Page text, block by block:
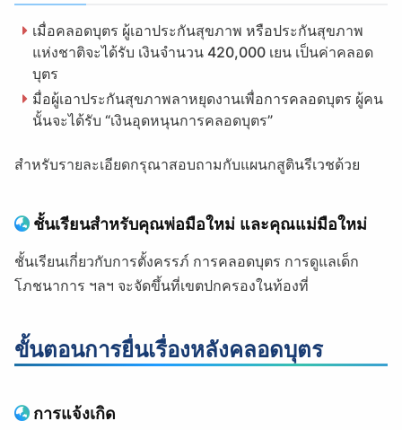
เมื่อคลอดบุตร ผู้เอาประกันสุขภาพ หรือประกันสุขภาพ
แห่งชาติจะได้รับ เงินจำนวน 420,000 เยน เป็นค่าคลอด
บุตร
มื่อผู้เอาประกันสุขภาพลาหยุดงานเพื่อการคลอดบุตร ผู้คน
นั้นจะได้รับ “เงินอุดหนุนการคลอดบุตร”
สำหรับรายละเอียดกรุณาสอบถามกับแผนกสูตินรีเวชด้วย
ชั้นเรียนสำหรับคุณพ่อมือใหม่ และคุณแม่มือใหม่
ชั้นเรียนเกี่ยวกับการตั้งครรภ์ การคลอดบุตร การดูแลเด็ก
โภชนาการ ฯลฯ จะจัดขึ้นที่เขตปกครองในท้องที่
ขั้นตอนการยื่นเรื่องหลังคลอดบุตร
การแจ้งเกิด